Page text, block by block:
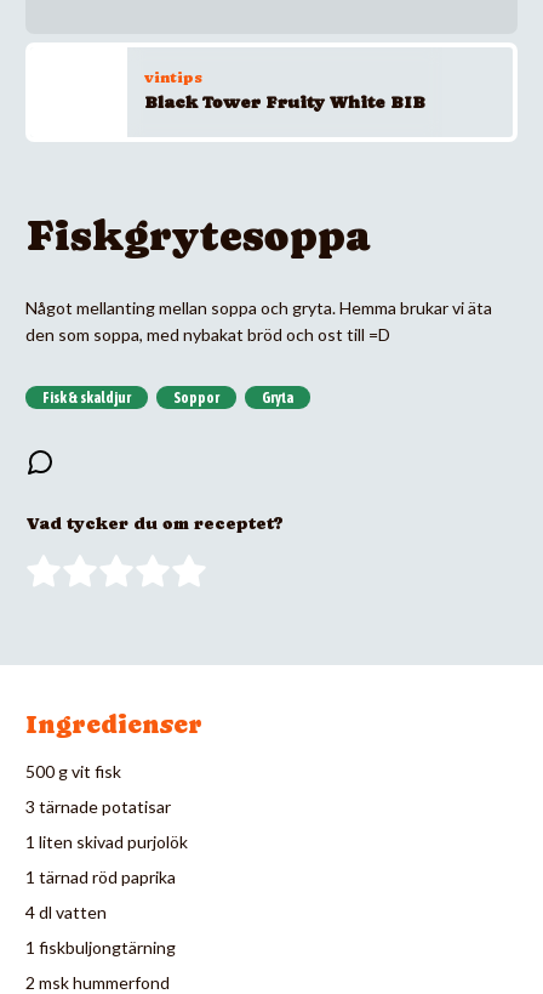
vintips
Black Tower Fruity White BIB
Fiskgrytesoppa
Något mellanting mellan soppa och gryta. Hemma brukar vi äta
den som soppa, med nybakat bröd och ost till =D
Fisk & skaldjur Soppor Gryta
Vad tycker du om receptet?
Ingredienser
500 g vit fisk
3 tärnade potatisar
1 liten skivad purjolök
1 tärnad röd paprika
4 dl vatten
1 fiskbuljongtärning
2 msk hummerfond